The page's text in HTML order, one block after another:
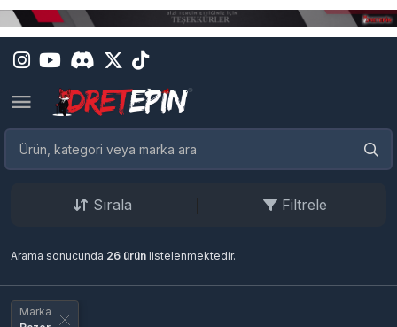
Sırala Filtrele
Arama sonucunda 26 ürün listelenmektedir.
Marka